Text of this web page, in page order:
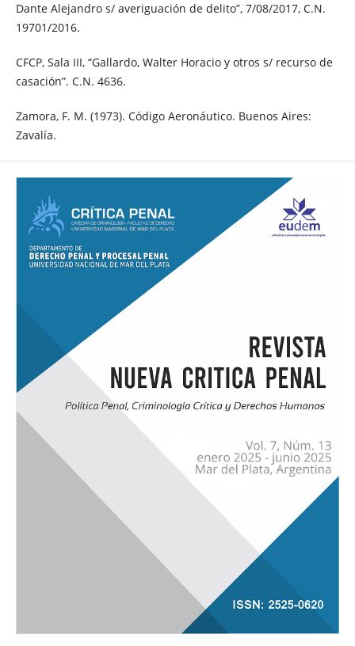
Dante Alejandro s/ averiguación de delito”, 7/08/2017, C.N.
19701/2016.
CFCP, Sala III, “Gallardo, Walter Horacio y otros s/ recurso de
casación”. C.N. 4636.
Zamora, F. M. (1973). Código Aeronáutico. Buenos Aires:
Zavalía.